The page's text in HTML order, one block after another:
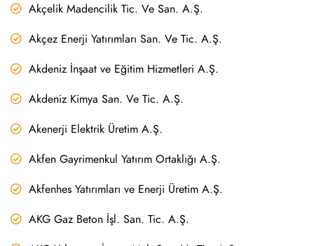
Akçelik Madencilik Tic. Ve San. A.Ş.
Akçez Enerji Yatırımları San. Ve Tic. A.Ş.
Akdeniz İnşaat ve Eğitim Hizmetleri A.Ş.
Akdeniz Kimya San. Ve Tic. A.Ş.
Akenerji Elektrik Üretim A.Ş.
Akfen Gayrimenkul Yatırım Ortaklığı A.Ş.
Akfenhes Yatırımları ve Enerji Üretim A.Ş.
AKG Gaz Beton İşl. San. Tic. A.Ş.